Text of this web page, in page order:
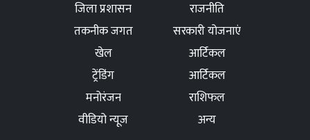
जिला प्रशासन
राजनीति
तकनीक जगत
सरकारी योजनाएं
खेल
आर्टिकल
ट्रेंडिंग
आर्टिकल
मनोरंजन
राशिफल
वीडियो न्यूज
अन्य